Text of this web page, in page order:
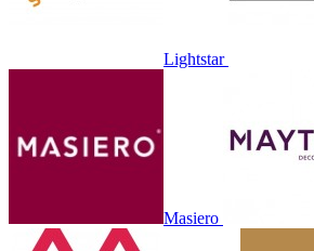
Lightstar
Masiero